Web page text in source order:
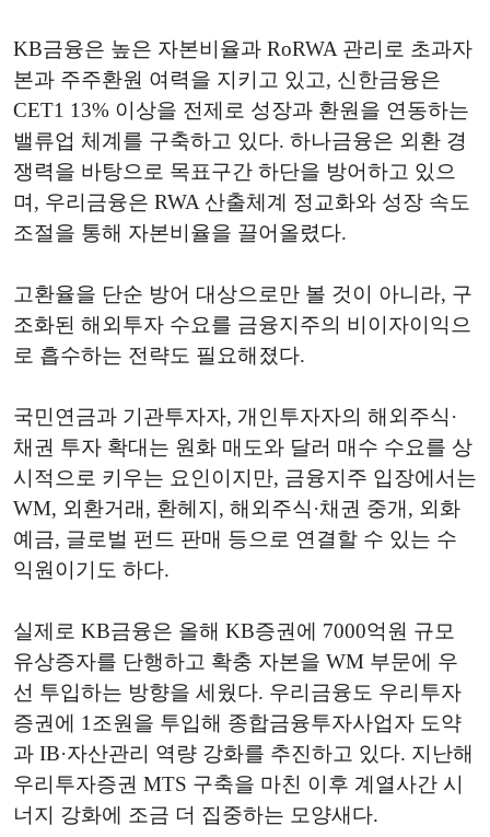
KB금융은 높은 자본비율과 RoRWA 관리로 초과자
본과 주주환원 여력을 지키고 있고, 신한금융은
CET1 13% 이상을 전제로 성장과 환원을 연동하는
밸류업 체계를 구축하고 있다. 하나금융은 외환 경
쟁력을 바탕으로 목표구간 하단을 방어하고 있으
며, 우리금융은 RWA 산출체계 정교화와 성장 속도
조절을 통해 자본비율을 끌어올렸다.
고환율을 단순 방어 대상으로만 볼 것이 아니라, 구
조화된 해외투자 수요를 금융지주의 비이자이익으
로 흡수하는 전략도 필요해졌다.
국민연금과 기관투자자, 개인투자자의 해외주식·
채권 투자 확대는 원화 매도와 달러 매수 수요를 상
시적으로 키우는 요인이지만, 금융지주 입장에서는
WM, 외환거래, 환헤지, 해외주식·채권 중개, 외화
예금, 글로벌 펀드 판매 등으로 연결할 수 있는 수
익원이기도 하다.
실제로 KB금융은 올해 KB증권에 7000억원 규모
유상증자를 단행하고 확충 자본을 WM 부문에 우
선 투입하는 방향을 세웠다. 우리금융도 우리투자
증권에 1조원을 투입해 종합금융투자사업자 도약
과 IB·자산관리 역량 강화를 추진하고 있다. 지난해
우리투자증권 MTS 구축을 마친 이후 계열사간 시
너지 강화에 조금 더 집중하는 모양새다.